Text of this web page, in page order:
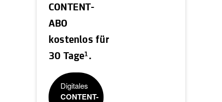
CONTENT-
ABO
kostenlos für
30 Tage1 .
Digitales
CONTENT-